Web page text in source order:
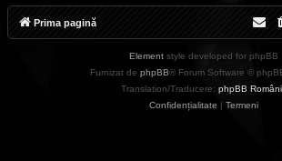
Prima pagină
Element style developed for phpBB
Furnizat de phpBB® Forum Software ©
Translation/Traducere: phpBB
Confidențialitate | Termeni